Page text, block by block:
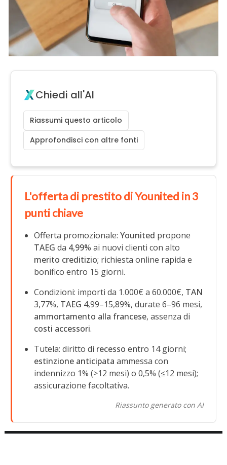
Chiedi all'AI
Riassumi questo articolo
Approfondisci con altre fonti
L'offerta di prestito di Younited in 3
punti chiave
Offerta promozionale:Younited propone
TAEG da 4,99% ai nuovi clienti con alto
merito creditizio; richiesta online rapida e
bonifico entro 15 giorni.
Condizioni: importi da 1.000€ a 60.000€, TAN
3,77%, TAEG 4,99–15,89%, durate 6–96 mesi,
ammortamento alla francese, assenza di
costi accessori.
Tutela: diritto di recesso entro 14 giorni;
estinzione anticipata ammessa con
indennizzo 1% (>12 mesi) o 0,5% (≤12 mesi);
assicurazione facoltativa.
Riassunto generato con AI